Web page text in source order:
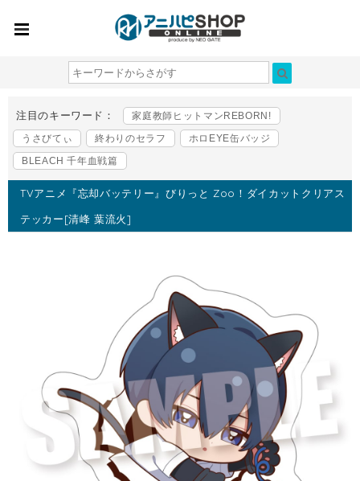
注目のキーワード：
家庭教師ヒットマンREBORN!
うさびてぃ
終わりのセラフ
ホロEYE缶バッジ
BLEACH 千年血戦篇
TVアニメ『忘却バッテリー』びりっと Zoo！ダイカットクリアス
テッカー[清峰 葉流火]